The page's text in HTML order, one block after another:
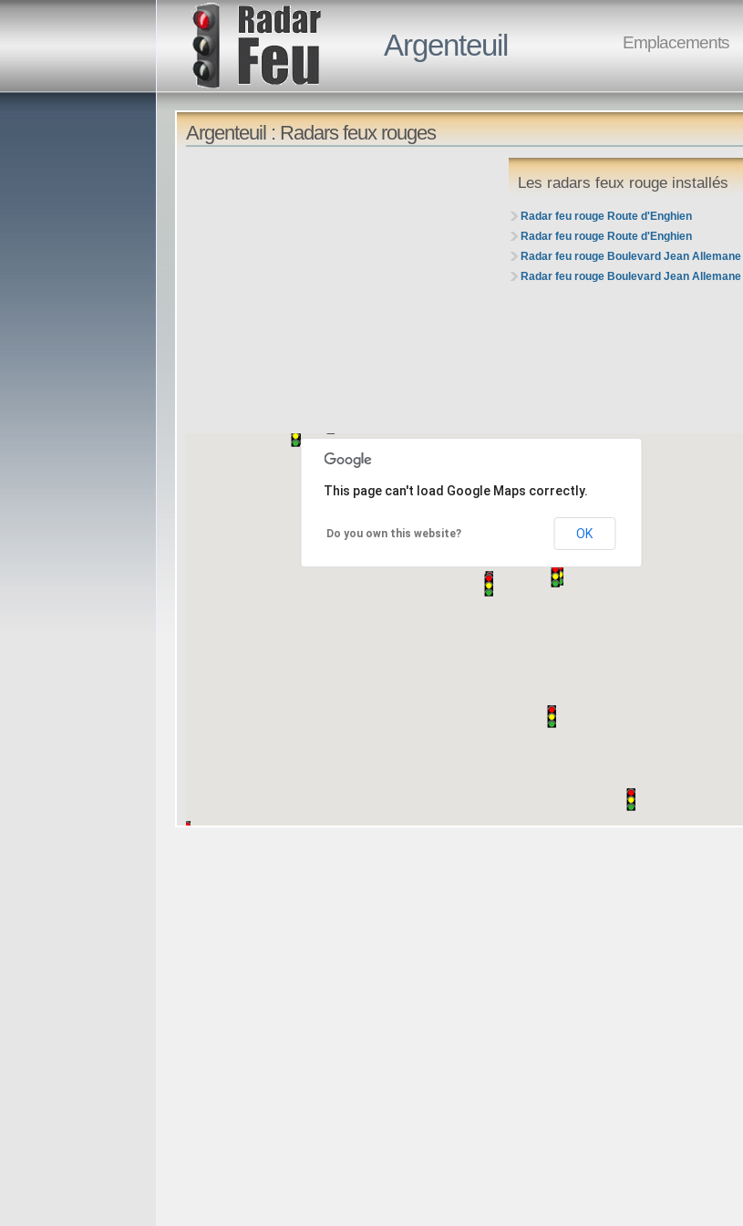
Argenteuil Emplacements
Argenteuil : Radars feux rouges
Les radars feux rouge installés
Radar feu rouge Route d'Enghien
Radar feu rouge Route d'Enghien
Radar feu rouge Boulevard Jean Allemane
Radar feu rouge Boulevard Jean Allemane
This page can't load Google Maps correctly.
Do you own this website? OK